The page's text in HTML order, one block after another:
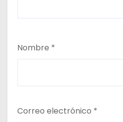
Nombre *
Correo electrónico *